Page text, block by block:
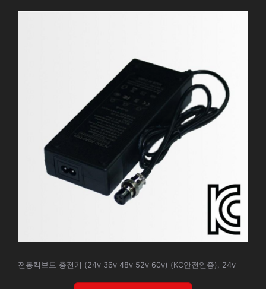
전동킥보드 충전기 (24v 36v 48v 52v 60v) (KC안전인증), 24v